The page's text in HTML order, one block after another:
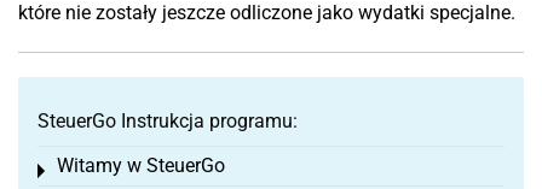
które nie zostały jeszcze odliczone jako wydatki specjalne.
SteuerGo Instrukcja programu:
Witamy w SteuerGo
Toggle menu